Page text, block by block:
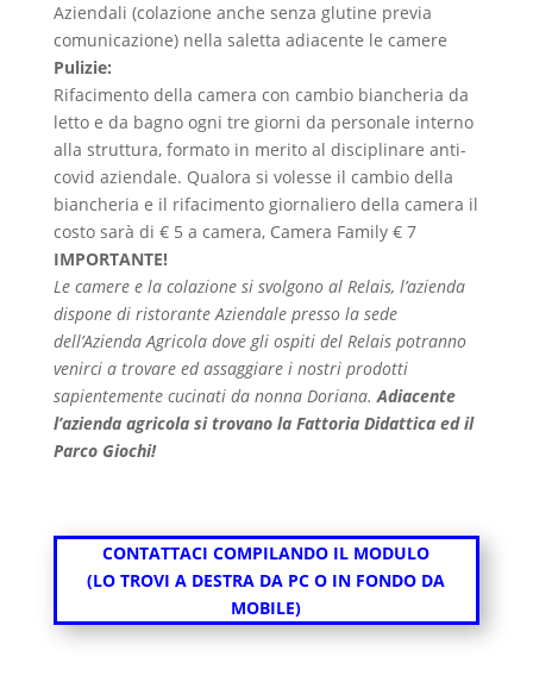
Aziendali (colazione anche senza glutine previa
comunicazione) nella saletta adiacente le camere
Pulizie:
Rifacimento della camera con cambio biancheria da
letto e da bagno ogni tre giorni da personale interno
alla struttura, formato in merito al disciplinare anti-
covid aziendale. Qualora si volesse il cambio della
biancheria e il rifacimento giornaliero della camera il
costo sarà di € 5 a camera, Camera Family € 7
IMPORTANTE!
Le camere e la colazione si svolgono al Relais, l’azienda
dispone di ristorante Aziendale presso la sede
dell’Azienda Agricola dove gli ospiti del Relais potranno
venirci a trovare ed assaggiare i nostri prodotti
sapientemente cucinati da nonna Doriana. Adiacente
l’azienda agricola si trovano la Fattoria Didattica ed il
Parco Giochi!
CONTATTACI COMPILANDO IL MODULO
(LO TROVI A DESTRA DA PC O IN FONDO DA
MOBILE)